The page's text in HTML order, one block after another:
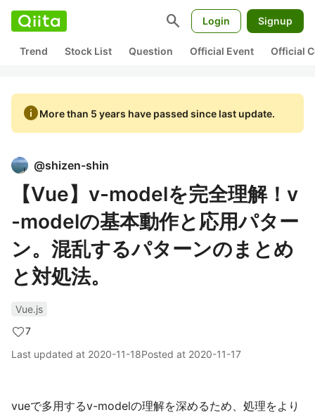
search Login Signup
Trend Stock List Question Official Event Official
infoMore than 5 years have passed since last update.
@shizen-shin
【Vue】v-modelを完全理解！v
-modelの基本動作と応用パター
ン。混乱するパターンのまとめ
と対処法。
Vue.js
7
Last updated at 2020-11-18Posted at 2020-11-17
vueで多用するv-modelの理解を深めるため、処理をより